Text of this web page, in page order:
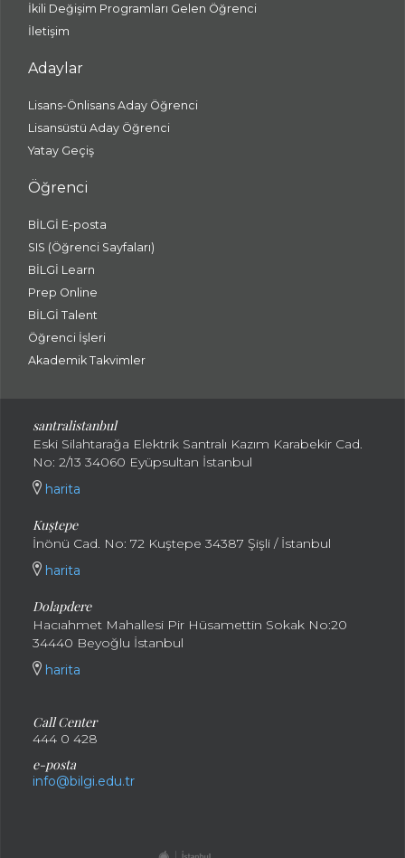
İkili Değişim Programları Gelen Öğrenci
İletişim
Adaylar
Lisans-Önlisans Aday Öğrenci
Lisansüstü Aday Öğrenci
Yatay Geçiş
Öğrenci
BİLGİ E-posta
SIS (Öğrenci Sayfaları)
BİLGİ Learn
Prep Online
BİLGİ Talent
Öğrenci İşleri
Akademik Takvimler
santralistanbul
Eski Silahtarağa Elektrik Santralı Kazım Karabekir Cad.
No: 2/13 34060 Eyüpsultan İstanbul
harita
Kuştepe
İnönü Cad. No: 72 Kuştepe 34387 Şişli / İstanbul
harita
Dolapdere
Hacıahmet Mahallesi Pir Hüsamettin Sokak No:20
34440 Beyoğlu İstanbul
harita
Call Center
444 0 428
e-posta
info@bilgi.edu.tr